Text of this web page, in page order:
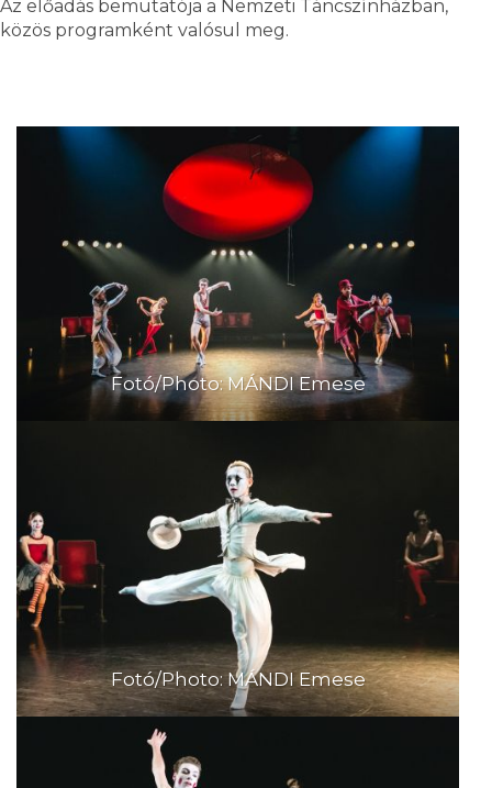
Az előadás bemutatója a Nemzeti Táncszínházban,
közös programként valósul meg.
Fotó/Photo: MÁNDI Emese
Fotó/Photo: MÁNDI Emese